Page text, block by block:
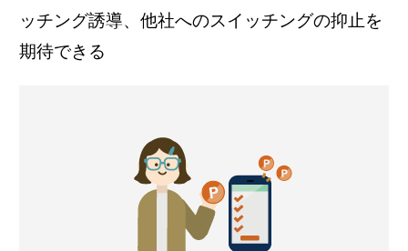
ッチング誘導、他社へのスイッチングの抑止を
期待できる